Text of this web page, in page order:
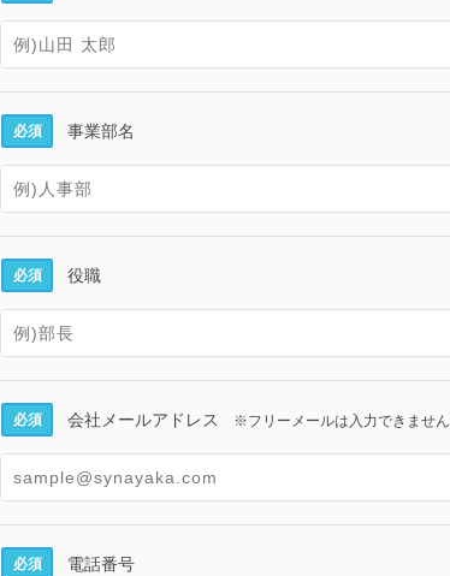
必須 事業部名
必須 役職
必須 会社メールアドレス ※フリーメールは入力できません
必須 電話番号